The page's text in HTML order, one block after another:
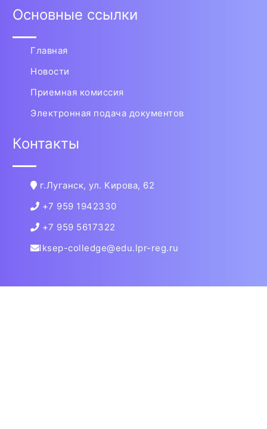
Основные ссылки
Главная
Новости
Приемная комиссия
Электронная подача документов
Контакты
г.Луганск, ул. Кирова, 62
+7 959 1942330
+7 959 5617322
lksep-colledge@edu.lpr-reg.ru